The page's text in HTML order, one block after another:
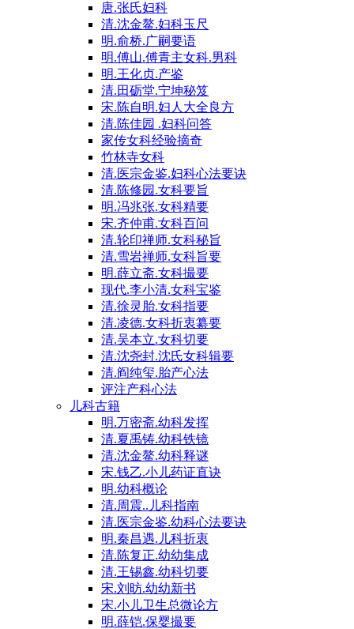
唐.张氏妇科
清.沈金鳌.妇科玉尺
明.俞桥.广嗣要语
明.傅山.傅青主女科.男科
明.王化贞.产鉴
清.田砺堂.宁坤秘笈
宋.陈自明.妇人大全良方
清.陈佳园 .妇科问答
家传女科经验摘奇
竹林寺女科
清.医宗金鉴.妇科心法要诀
清.陈修园.女科要旨
明.冯兆张.女科精要
宋.齐仲甫.女科百问
清.轮印禅师.女科秘旨
清.雪岩禅师.女科旨要
明.薛立斋.女科撮要
现代.李小清.女科宝鉴
清.徐灵胎.女科指要
清.凌德.女科折衷纂要
清.吴本立.女科切要
清.沈尧封.沈氏女科辑要
清.阎纯玺.胎产心法
评注产科心法
儿科古籍
明.万密斋.幼科发挥
清.夏禹铸.幼科铁镜
清.沈金鳌.幼科释谜
宋.钱乙.小儿药证直诀
明.幼科概论
清.周震..儿科指南
清.医宗金鉴.幼科心法要诀
明.秦昌遇.儿科折衷
清.陈复正.幼幼集成
清.王锡鑫.幼科切要
宋.刘昉.幼幼新书
宋.小儿卫生总微论方
明.薛铠.保婴撮要